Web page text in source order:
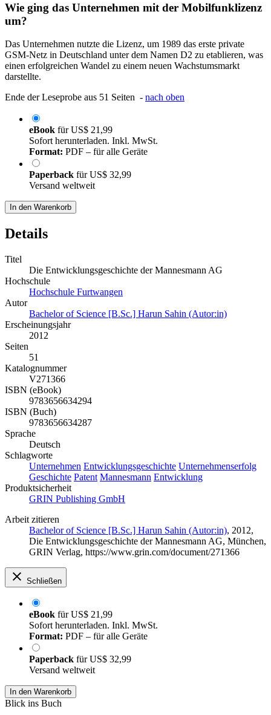
Wie ging das Unternehmen mit der Mobilfunklizenz
um?
Das Unternehmen nutzte die Lizenz, um 1989 das erste private
GSM-Netz in Deutschland unter dem Namen D2 zu etablieren, was
einen erfolgreichen Wandel zu einem neuen Wachstumsmarkt
darstellte.
Ende der Leseprobe aus 51 Seiten - nach oben
eBook fürUS$ 21,99
Sofort herunterladen. Inkl. MwSt.
Format: PDF – für alle Geräte
Paperback fürUS$ 32,99
Versand weltweit
In den Warenkorb
Details
Titel
Die Entwicklungsgeschichte der Mannesmann AG
Hochschule
Hochschule Furtwangen
Autor
Bachelor of Science [B.Sc.] Harun Sahin (Autor:in)
Erscheinungsjahr
2012
Seiten
51
Katalognummer
V271366
ISBN (eBook)
9783656634294
ISBN (Buch)
9783656634287
Sprache
Deutsch
Schlagworte
Unternehmen Entwicklungsgeschichte Unternehmenserfolg
Geschichte Patent Mannesmann Entwicklung
Produktsicherheit
GRIN Publishing GmbH
Arbeit zitieren
Bachelor of Science [B.Sc.] Harun Sahin (Autor:in), 2012,
Die Entwicklungsgeschichte der Mannesmann AG, München,
GRIN Verlag, https://www.grin.com/document/271366
Schließen
eBook fürUS$ 21,99
Sofort herunterladen. Inkl. MwSt.
Format: PDF – für alle Geräte
Paperback fürUS$ 32,99
Versand weltweit
In den Warenkorb
Blick ins Buch